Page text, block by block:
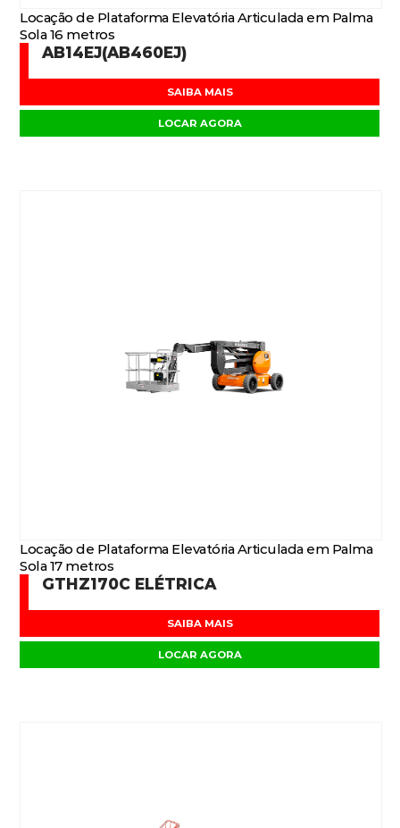
Locação de Plataforma Elevatória Articulada em Palma
Sola 16 metros
AB14EJ(AB460EJ)
SAIBA MAIS
LOCAR AGORA
Locação de Plataforma Elevatória Articulada em Palma
Sola 17 metros
GTHZ170C ELÉTRICA
SAIBA MAIS
LOCAR AGORA